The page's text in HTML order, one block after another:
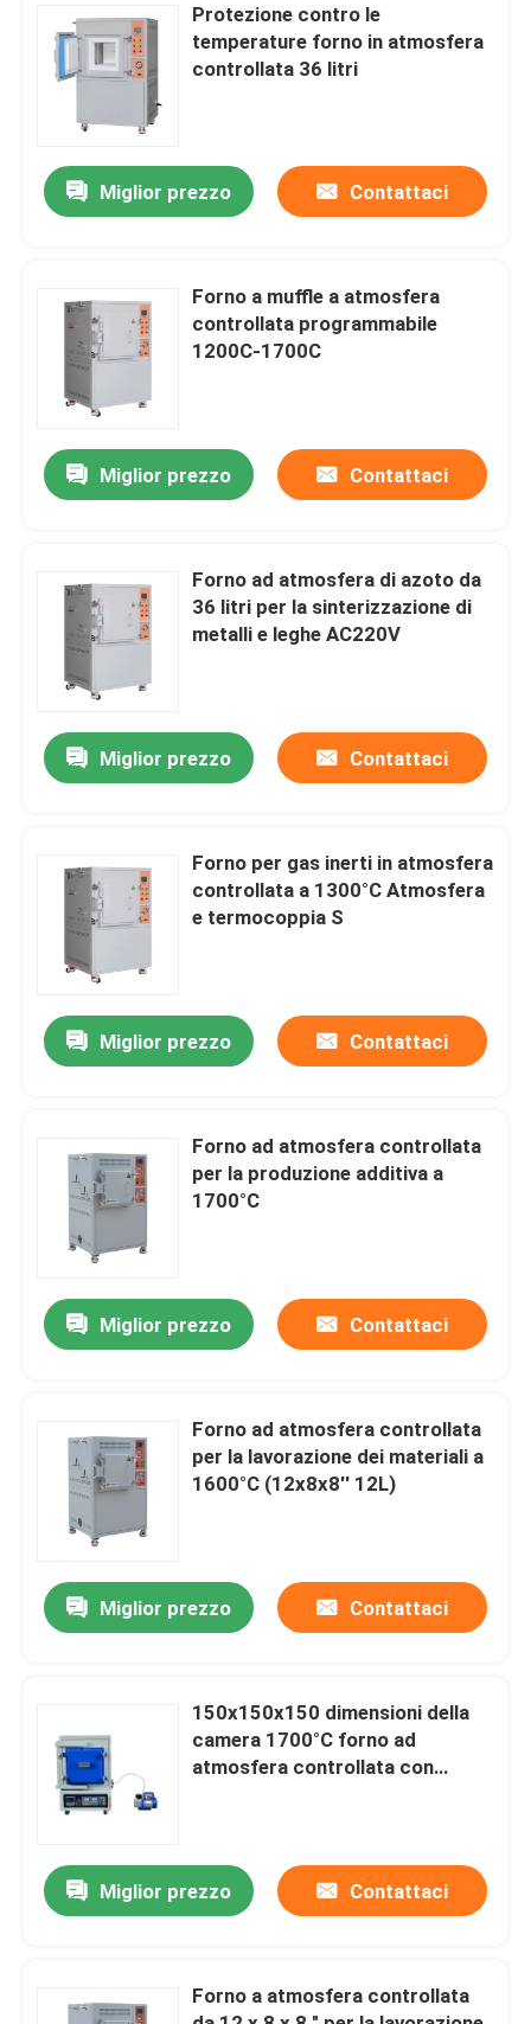
Casa.
Video
Visita alla fabbrica
Controllo della qualità
Chiedi un preventivo
Programtherm
Forno a muffle ad alta temperatura
Protezione contro le
temperature forno in atmosfera
controllata 36 litri
Miglior prezzo Contattaci
Forno a muffle a atmosfera
controllata programmabile
1200C-1700C
Miglior prezzo Contattaci
Forno ad atmosfera di azoto da
36 litri per la sinterizzazione di
metalli e leghe AC220V
Miglior prezzo Contattaci
Forno per gas inerti in atmosfera
controllata a 1300°C Atmosfera
e termocoppia S
Miglior prezzo Contattaci
Forno ad atmosfera controllata
per la produzione additiva a
1700°C
Miglior prezzo Contattaci
Forno ad atmosfera controllata
per la lavorazione dei materiali a
1600°C (12x8x8′′ 12L)
Miglior prezzo Contattaci
150x150x150 dimensioni della
camera 1700°C forno ad
atmosfera controllata con
Miglior prezzo Contattaci
Forno a atmosfera controllata